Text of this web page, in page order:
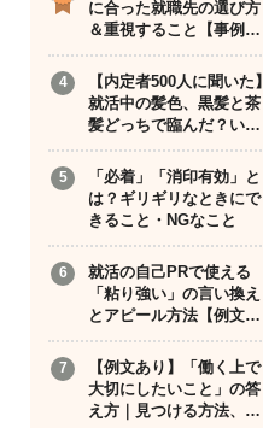
に合った就職先の選び方
＆重視すること【事例…
【内定者500人に聞いた】
就活中の髪色、黒髪と茶
髪どっちで臨んだ？い…
「必着」「消印有効」と
は？ギリギリなときにで
きること・NGなこと
就活の自己PRで使える
「粘り強い」の言い換え
とアピール方法【例文…
【例文あり】「働く上で
大切にしたいこと」の答
え方｜見つける方法、…